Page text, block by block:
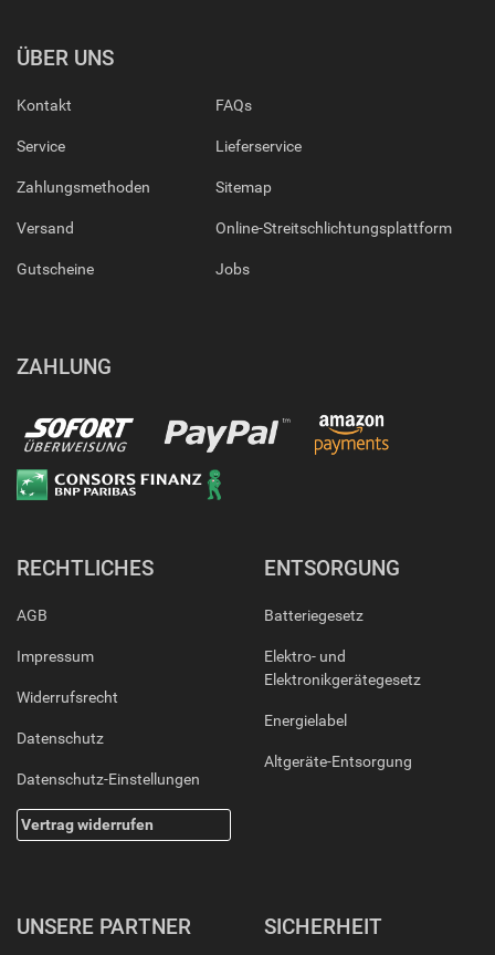
ÜBER UNS
Kontakt
Service
Zahlungsmethoden
Versand
Gutscheine
FAQs
Lieferservice
Sitemap
Online-Streitschlichtungsplattform
Jobs
ZAHLUNG
RECHTLICHES
AGB
Impressum
Widerrufsrecht
Datenschutz
Datenschutz-Einstellungen
Vertrag widerrufen
ENTSORGUNG
Batteriegesetz
Elektro- und
Elektronikgerätegesetz
Energielabel
Altgeräte-Entsorgung
UNSERE PARTNER SICHERHEIT